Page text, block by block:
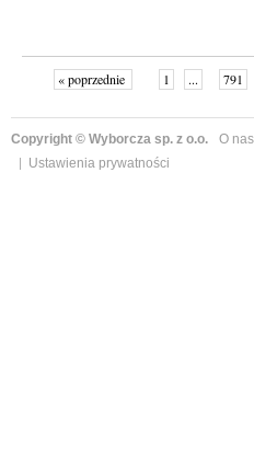
« poprzednie 1 ... 791
Copyright © Wyborcza sp. z o.o. O nas
Ustawienia prywatności